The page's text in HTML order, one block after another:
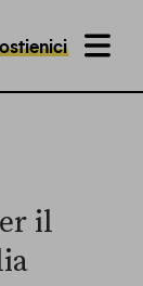
MENU
il